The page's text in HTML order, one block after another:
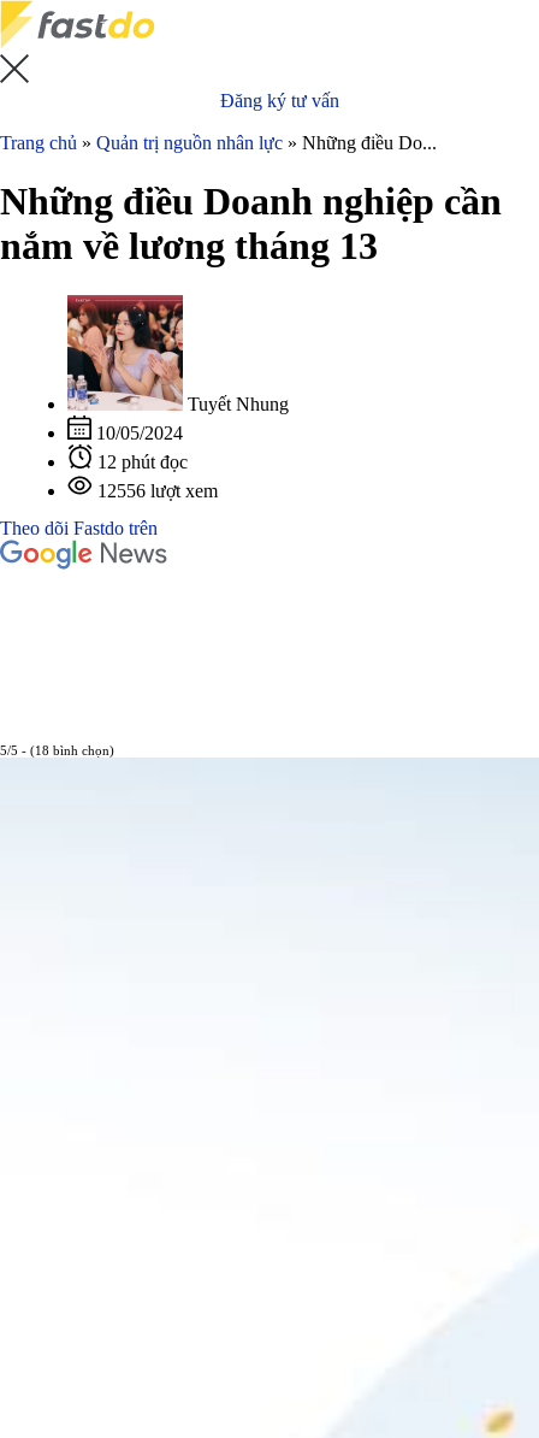
Đăng ký tư vấn
Trang chủ » Quản trị nguồn nhân lực » Những điều Do...
Những điều Doanh nghiệp cần
nắm về lương tháng 13
Tuyết Nhung
10/05/2024
12 phút đọc
12556 lượt xem
Theo dõi Fastdo trên
5/5 - (18 bình chọn)